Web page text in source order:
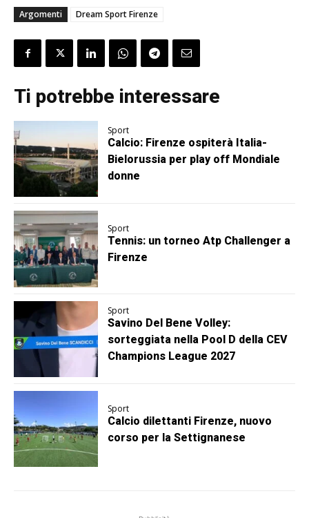
Argomenti Dream Sport Firenze
Ti potrebbe interessare
Sport
Calcio: Firenze ospiterà Italia-
Bielorussia per play off Mondiale
donne
Sport
Tennis: un torneo Atp Challenger a
Firenze
Sport
Savino Del Bene Volley:
sorteggiata nella Pool D della CEV
Champions League 2027
Sport
Calcio dilettanti Firenze, nuovo
corso per la Settignanese